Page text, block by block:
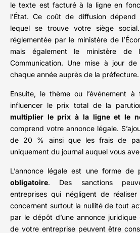
le texte est facturé à la ligne en
l’État. Ce coût de diffusion
lequel se trouve votre siège
réglementée par le ministère de
mais également le ministère
Communication. Une mise à jour
chaque année auprès de la préfecture.
Ensuite, le thème ou l’événement
influencer le prix total de la
multiplier le prix à la ligne et le
comprend votre annonce légale.
de 20 % ainsi que les frais de
uniquement du journal auquel vous
L’annonce légale est une forme
obligatoire. Des sanctions
entreprises qui négligent de
concernent surtout la nullité de tout
par le dépôt d’une annonce
de votre entreprise peuvent être